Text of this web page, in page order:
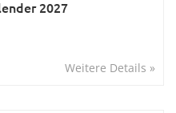
2027
Weitere Details »